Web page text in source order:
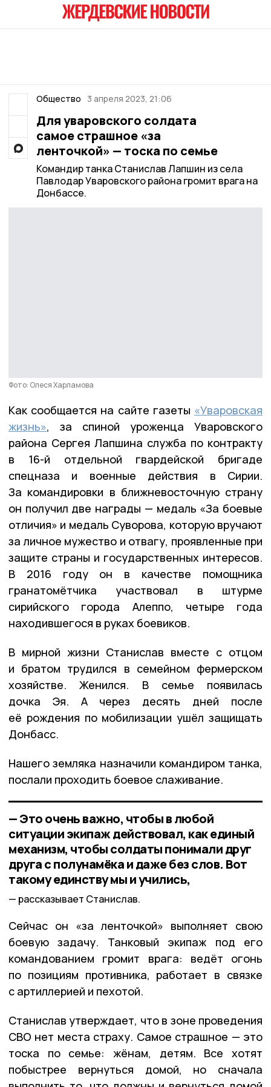
Общество 3 апреля 2023, 21:06
Для уваровского солдата
самое страшное «за
ленточкой» — тоска по семье
Командир танка Станислав Лапшин из села
Павлодар Уваровского района громит врага на
Донбассе.
Фото: Олеся Харламова
Как сообщается на сайте газеты «Уваровская
жизнь», за спиной уроженца Уваровского
района Сергея Лапшина служба по контракту
в 16-й отдельной гвардейской бригаде
спецназа и военные действия в Сирии.
За командировки в ближневосточную страну
он получил две награды — медаль «За боевые
отличия» и медаль Суворова, которую вручают
за личное мужество и отвагу, проявленные при
защите страны и государственных интересов.
В 2016 году он в качестве помощника
гранатомётчика участвовал в штурме
сирийского города Алеппо, четыре года
находившегося в руках боевиков.
В мирной жизни Станислав вместе с отцом
и братом трудился в семейном фермерском
хозяйстве. Женился. В семье появилась
дочка Эя. А через десять дней после
её рождения по мобилизации ушёл защищать
Донбасс.
Нашего земляка назначили командиром танка,
послали проходить боевое слаживание.
— Это очень важно, чтобы в любой
ситуации экипаж действовал, как единый
механизм, чтобы солдаты понимали друг
друга с полунамёка и даже без слов. Вот
такому единству мы и учились,
рассказывает Станислав.
Сейчас он «за ленточкой» выполняет свою
боевую задачу. Танковый экипаж под его
командованием громит врага: ведёт огонь
по позициям противника, работает в связке
с артиллерией и пехотой.
Станислав утверждает, что в зоне проведения
СВО нет места страху. Самое страшное — это
тоска по семье: жёнам, детям. Все хотят
побыстрее вернуться домой, но сначала